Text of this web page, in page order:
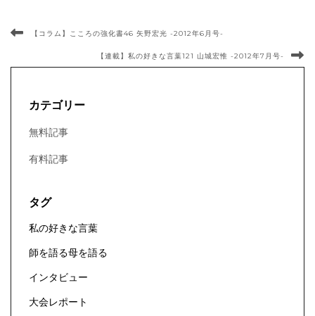
【コラム】こころの強化書46 矢野宏光 -2012年6月号-
【連載】私の好きな言葉121 山城宏惟 -2012年7月号-
カテゴリー
無料記事
有料記事
タグ
私の好きな言葉
師を語る母を語る
インタビュー
大会レポート